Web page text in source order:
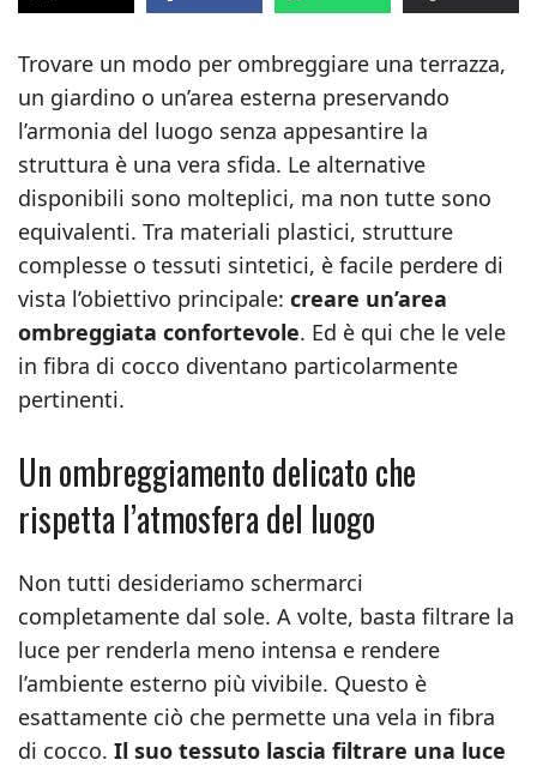
Trovare un modo per ombreggiare una terrazza,
un giardino o un’area esterna preservando
l’armonia del luogo senza appesantire la
struttura è una vera sfida. Le alternative
disponibili sono molteplici, ma non tutte sono
equivalenti. Tra materiali plastici, strutture
complesse o tessuti sintetici, è facile perdere di
vista l’obiettivo principale: creare un’area
ombreggiata confortevole. Ed è qui che le vele
in fibra di cocco diventano particolarmente
pertinenti.
Un ombreggiamento delicato che
rispetta l’atmosfera del luogo
Non tutti desideriamo schermarci
completamente dal sole. A volte, basta filtrare la
luce per renderla meno intensa e rendere
l’ambiente esterno più vivibile. Questo è
esattamente ciò che permette una vela in fibra
di cocco. Il suo tessuto lascia filtrare una luce